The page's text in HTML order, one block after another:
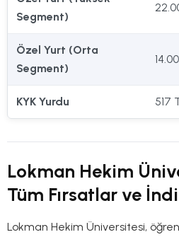
Segment)
Özel Yurt (Orta
Segment)
KYK Yurdu 517
Lokman Hekim
Tüm Fırsatlar ve
Lokman Hekim Üniversitesi,